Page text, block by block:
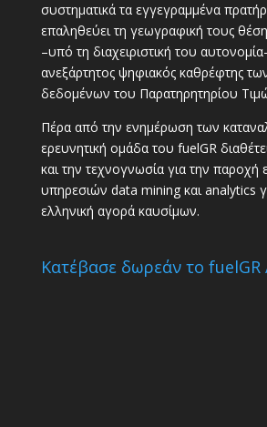
συστηματικά τα εγγεγραμμένα
επαληθεύει τη γεωγραφική τους
–υπό τη διαχειριστική του
ανεξάρτητος ψηφιακός καθρέφτης
δεδομένων του Παρατηρητηρίου
Πέρα από την ενημέρωση των
ερευνητική ομάδα του fuelGR
και την τεχνογνωσία για την παροχή
υπηρεσιών data mining και analytics
ελληνική αγορά καυσίμων.
Κατέβασε δωρεάν το fuelGR